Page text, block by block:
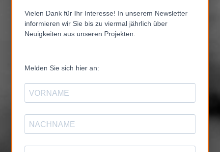
einfach helfen, ohne dabei selbst
aktiv werden zu müssen. Jederzeit
Julia Urban
Freelancer Marketing & Webdesign
Vielen Dank für Ihr Interesse! In unserem Newsletter
informieren wir Sie bis zu viermal jährlich über
Neuigkeiten aus unseren Projekten.
Melden Sie sich hier an: